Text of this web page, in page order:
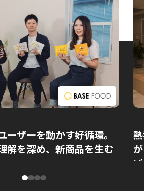
ーザーを動かす好循環。
解を深め、新商品を生む
熱
が
ぱ